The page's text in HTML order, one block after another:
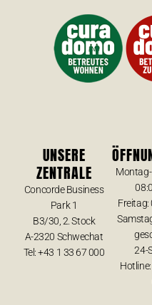
UNSERE
ZENTRALE
Concorde Business
Park 1
B3/30, 2. Stock
A-2320 Schwechat
Tel: +43 1 33 67 000
Freitag:
24-
Hotline: